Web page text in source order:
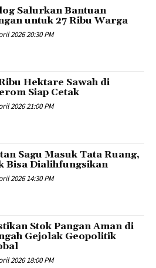
Salurkan Bantuan
untuk 27 Ribu Warga
2026 20:30 PM
Hektare Sawah di
Siap Cetak
2026 21:00 PM
Sagu Masuk Tata Ruang,
Bisa Dialihfungsikan
2026 14:30 PM
Stok Pangan Aman di
Gejolak Geopolitik
2026 18:00 PM